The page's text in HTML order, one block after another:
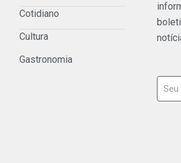
Cotidiano
Cultura
Gastronomia